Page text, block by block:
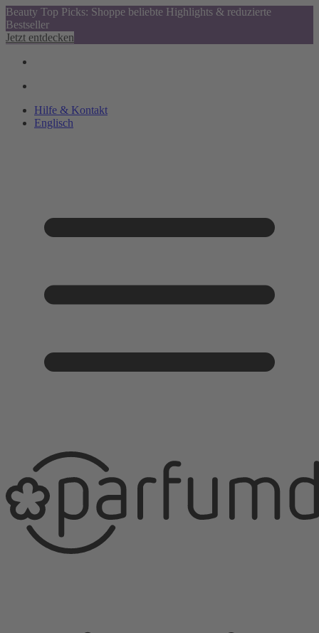
Beauty Top Picks: Shoppe beliebte Highlights & reduzierte
Bestseller
Jetzt entdecken
Hilfe & Kontakt
Englisch